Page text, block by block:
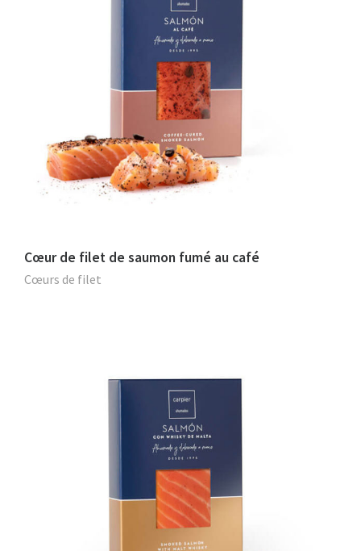
Cœur de filet de saumon fumé au café
Cœurs de filet